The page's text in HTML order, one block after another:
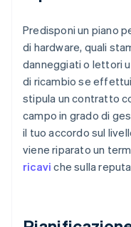
Predisponi un piano
di hardware, quali
danneggiati o lettori
di ricambio se
stipula un contratto
campo in grado di
il tuo accordo sul
viene riparato un
ricavi che sulla